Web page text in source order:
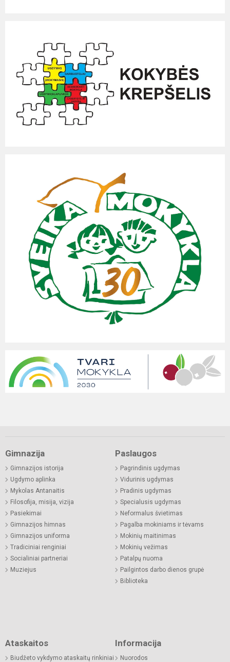
Gimnazija
Gimnazijos istorija
Ugdymo aplinka
Mykolas Antanaitis
Filosofija, misija, vizija
Pasiekimai
Gimnazijos himnas
Gimnazijos uniforma
Tradiciniai renginiai
Socialiniai partneriai
Muziejus
Paslaugos
Pagrindinis ugdymas
Vidurinis ugdymas
Pradinis ugdymas
Specialusis ugdymas
Neformalus švietimas
Pagalba mokiniams ir tėvams
Mokinių maitinimas
Mokinių vežimas
Patalpų nuoma
Pailgintos darbo dienos grupė
Biblioteka
Ataskaitos
Biudžeto vykdymo ataskaitų rinkiniai
Informacija
Nuorodos